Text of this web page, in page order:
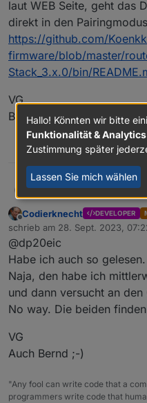
laut WEB Seite, geht das
direkt in den
https://github.com/
firmware/blob/master/
Stack_3.x.0/bin/
VG
Bernd
Ein ehemaliger Benutzer @
laut
VG
Offline
Codierknecht DEVELOPER
schrieb am 28. Sept. 2023,
zuletzt editiert von
@dp20eic
Habe ich auch so gelesen.
Naja, den habe ich
und dann versucht an
No way. Die beiden
VG
Auch Bernd ;-)
"Any fool can write code that a
programmers write code that
Hallo! Könnten wir bitte
Funktionalität & Analytics
Zustimmung später
Lassen Sie mich wählen